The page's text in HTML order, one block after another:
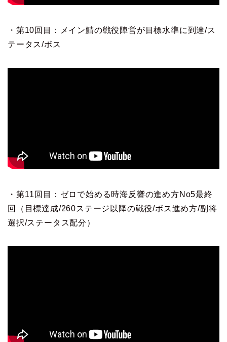
・第10回目：メイン鯖の戦役陣営が目標水準に到達/ス
テータス/ボス
・第11回目：ゼロで始める時海反響の進め方No5最終
回（目標達成/260ステージ以降の戦役/ボス進め方/副将
選択/ステータス配分）